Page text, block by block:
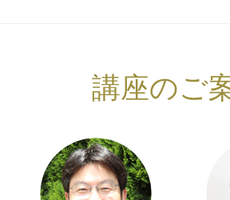
講座のご